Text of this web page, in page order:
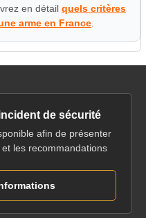
en détailquels critères
arme en France
de sécurité
afin de présenter
les recommandations